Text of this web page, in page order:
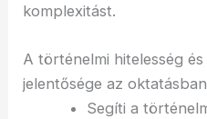
komplexitást.
A történelmi hitelesség
jelentősége az
Segíti a